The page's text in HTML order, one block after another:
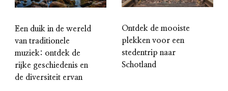
Een duik in de wereld
van traditionele
muziek: ontdek de
rijke geschiedenis en
de diversiteit ervan
Ontdek de mooiste
plekken voor een
stedentrip naar
Schotland